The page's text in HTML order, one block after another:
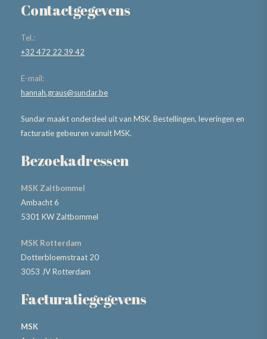
Contactgegevens
Tel.:
+32 472 22 39 42
E-mail:
hannah.graus@sundar.be
Sundar maakt onderdeel uit van MSK. Bestellingen, leveringen en
facturatie gebeuren vanuit MSK.
Bezoekadressen
MSK Zaltbommel
Ambacht 6
5301 KW Zaltbommel
MSK Rotterdam
Dotterbloemstraat 20
3053 JV Rotterdam
Facturatiegegevens
MSK